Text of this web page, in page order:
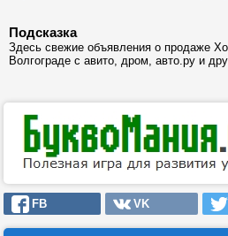
Подсказка
Здесь свежие объявления о продаже
Волгограде с авито, дром, авто.ру и
FB VK